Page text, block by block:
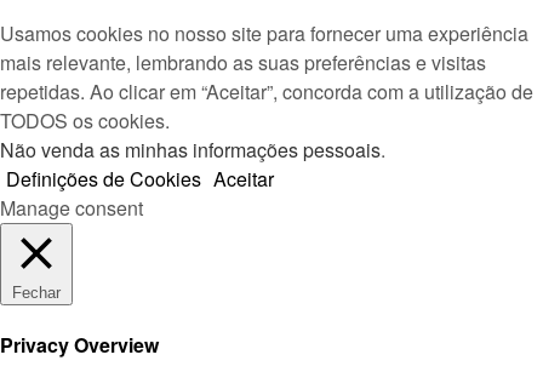
Usamos cookies no nosso site para fornecer uma experiência
mais relevante, lembrando as suas preferências e visitas
repetidas. Ao clicar em “Aceitar”, concorda com a utilização de
TODOS os cookies.
Não venda as minhas informações pessoais.
Definições de Cookies Aceitar
Manage consent
Fechar
Privacy Overview